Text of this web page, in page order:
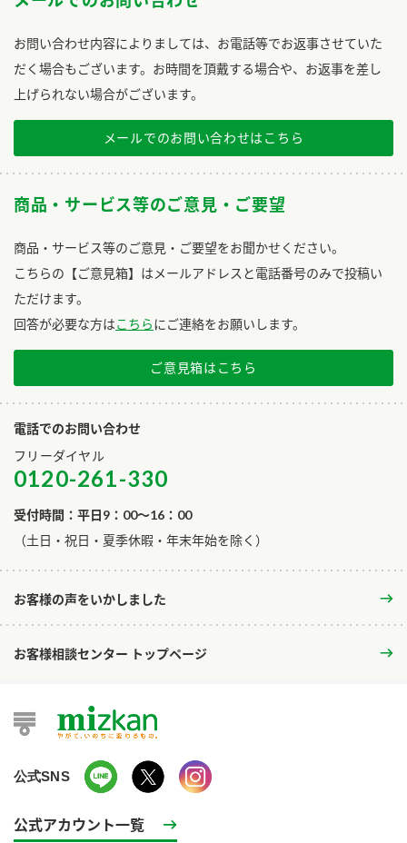
お問い合わせ内容によりましては、お電話等でお返事させていた
だく場合もございます。お時間を頂戴する場合や、お返事を差し
上げられない場合がございます。
メールでのお問い合わせはこちら
商品・サービス等のご意見・ご要望
商品・サービス等のご意見・ご要望をお聞かせください。
こちらの【ご意見箱】はメールアドレスと電話番号のみで投稿い
ただけます。
回答が必要な方はこちらにご連絡をお願いします。
ご意見箱はこちら
電話でのお問い合わせ
フリーダイヤル
0120-261-330
受付時間：平日9：00～16：00
​（土日・祝日・夏季休暇・年末年始を除く）
お客様の声をいかしました
お客様相談センター トップページ
公式SNS
公式アカウント一覧